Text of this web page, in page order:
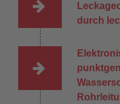
durch